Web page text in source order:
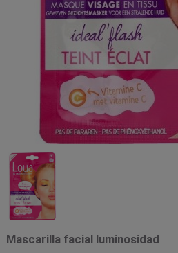
Mascarilla facial luminosidad